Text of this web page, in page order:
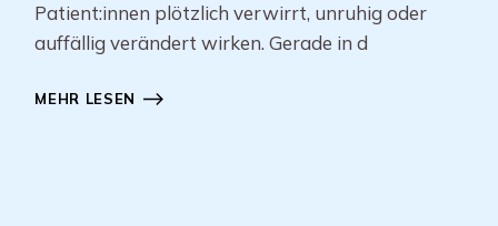
Patient:innen plötzlich verwirrt, unruhig oder
auffällig verändert wirken. Gerade in d
MEHR LESEN